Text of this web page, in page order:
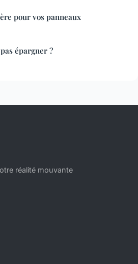
pour vos panneaux
épargner ?
réalité mouvante